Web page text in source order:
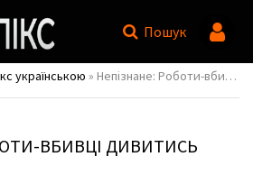
Пошук
українською » Непізнане: Роботи-вбивці / Unknown: Killer Robots
ВБИВЦІ ДИВИТИСЬ